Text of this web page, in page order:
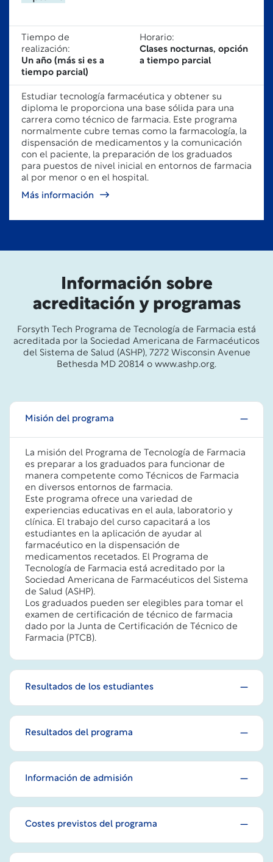
Tiempo de
realización:
Un año (más si es a
tiempo parcial)
Horario:
Clases nocturnas, opción
a tiempo parcial
Estudiar tecnología farmacéutica y obtener su
diploma le proporciona una base sólida para una
carrera como técnico de farmacia. Este programa
normalmente cubre temas como la farmacología, la
dispensación de medicamentos y la comunicación
con el paciente, la preparación de los graduados
para puestos de nivel inicial en entornos de farmacia
al por menor o en el hospital.
Más información
Información sobre
acreditación y programas
Forsyth Tech Programa de Tecnología de Farmacia está
acreditada por la Sociedad Americana de Farmacéuticos
del Sistema de Salud (ASHP), 7272 Wisconsin Avenue
Bethesda MD 20814 o www.ashp.org.
Misión del programa
La misión del Programa de Tecnología de Farmacia
es preparar a los graduados para funcionar de
manera competente como Técnicos de Farmacia
en diversos entornos de farmacia.
Este programa ofrece una variedad de
experiencias educativas en el aula, laboratorio y
clínica. El trabajo del curso capacitará a los
estudiantes en la aplicación de ayudar al
farmacéutico en la dispensación de
medicamentos recetados. El Programa de
Tecnología de Farmacia está acreditado por la
Sociedad Americana de Farmacéuticos del Sistema
de Salud (ASHP).
Los graduados pueden ser elegibles para tomar el
examen de certificación de técnico de farmacia
dado por la Junta de Certificación de Técnico de
Farmacia (PTCB).
Resultados de los estudiantes
Resultados del programa
Información de admisión
Costes previstos del programa